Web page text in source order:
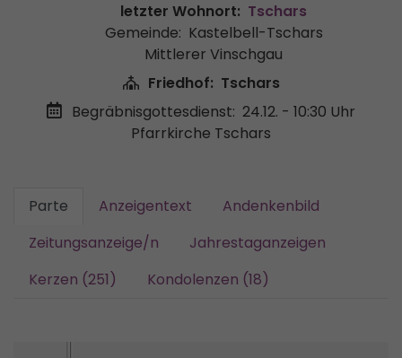
letzter Wohnort: Tschars
Gemeinde: Kastelbell-Tschars
Mittlerer Vinschgau
Friedhof: Tschars
Begräbnisgottesdienst: 24.12. - 10:30 Uhr
Pfarrkirche Tschars
Parte Anzeigentext
Andenkenbild
Zeitungsanzeige/n
Jahrestaganzeigen
Kerzen (251)
Kondolenzen (18)